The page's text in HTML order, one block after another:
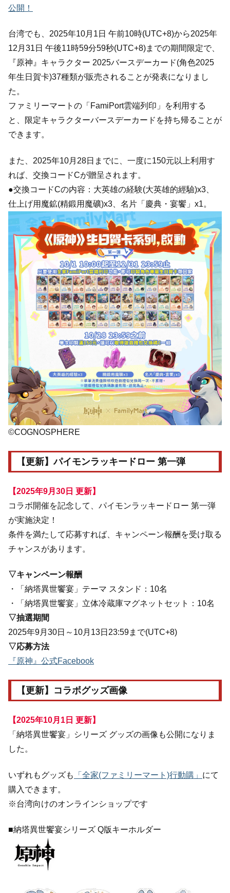
公開！
台湾でも、2025年10月1日 午前10時(UTC+8)から2025年
12月31日 午後11時59分59秒(UTC+8)までの期間限定で、
『原神』キャラクター 2025バースデーカード(角色2025
年生日賀卡)37種類が販売されることが発表になりまし
た。
ファミリーマートの「FamiPort雲端列印」を利用する
と、限定キャラクターバースデーカードを持ち帰ることが
できます。
また、2025年10月28日までに、一度に150元以上利用す
れば、交換コードCが贈呈されます。
●交換コードCの内容：大英雄の経験(大英雄的經驗)x3、
仕上げ用魔鉱(精鍛用魔礦)x3、名片「慶典・宴饗」x1。
©COGNOSPHERE
【更新】パイモンラッキードロー 第一弾
【2025年9月30日 更新】
コラボ開催を記念して、パイモンラッキードロー 第一弾
が実施決定！
条件を満たして応募すれば、キャンペーン報酬を受け取る
チャンスがあります。
▽キャンペーン報酬
・「納塔異世饗宴」テーマ スタンド：10名
・「納塔異世饗宴」立体冷蔵庫マグネットセット：10名
▽抽選期間
2025年9月30日～10月13日23:59まで(UTC+8)
▽応募方法
『原神』公式Facebook
【更新】コラボグッズ画像
【2025年10月1日 更新】
「納塔異世饗宴」シリーズ グッズの画像も公開になりま
した。
いずれもグッズも 「全家(ファミリーマート)行動購」 にて
購入できます。
※台湾向けのオンラインショップです
■納塔異世饗宴シリーズ Q版キーホルダー